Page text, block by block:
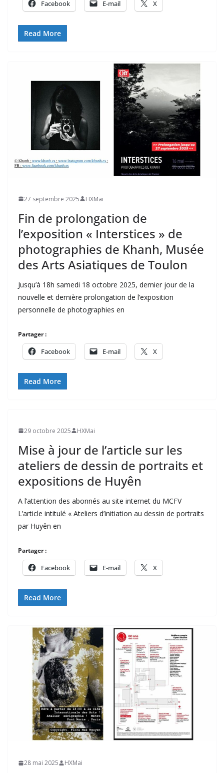
Facebook E-mail X
Read More
27 septembre 2025 HXMai
Fin de prolongation de
l’exposition « Interstices » de
photographies de Khanh, Musée
des Arts Asiatiques de Toulon
Jusqu’à 18h samedi 18 octobre 2025, dernier jour de la
nouvelle et dernière prolongation de l’exposition
personnelle de photographies en
Partager :
Facebook E-mail X
Read More
29 octobre 2025 HXMai
Mise à jour de l’article sur les
ateliers de dessin de portraits et
expositions de Huyên
A l’attention des abonnés au site internet du MCFV
L’article intitulé « Ateliers d’initiation au dessin de portraits
par Huyên en
Partager :
Facebook E-mail X
Read More
28 mai 2025 HXMai